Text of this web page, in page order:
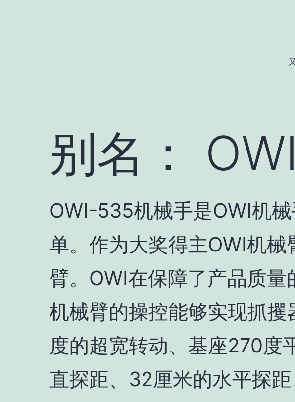
别名：
OWI-535机械手是OWI机
单。作为大奖得主OWI机
臂。OWI在保障了产品质量
机械臂的操控能够实现抓
度的超宽转动、基座270度
直探距、32厘米的水平探